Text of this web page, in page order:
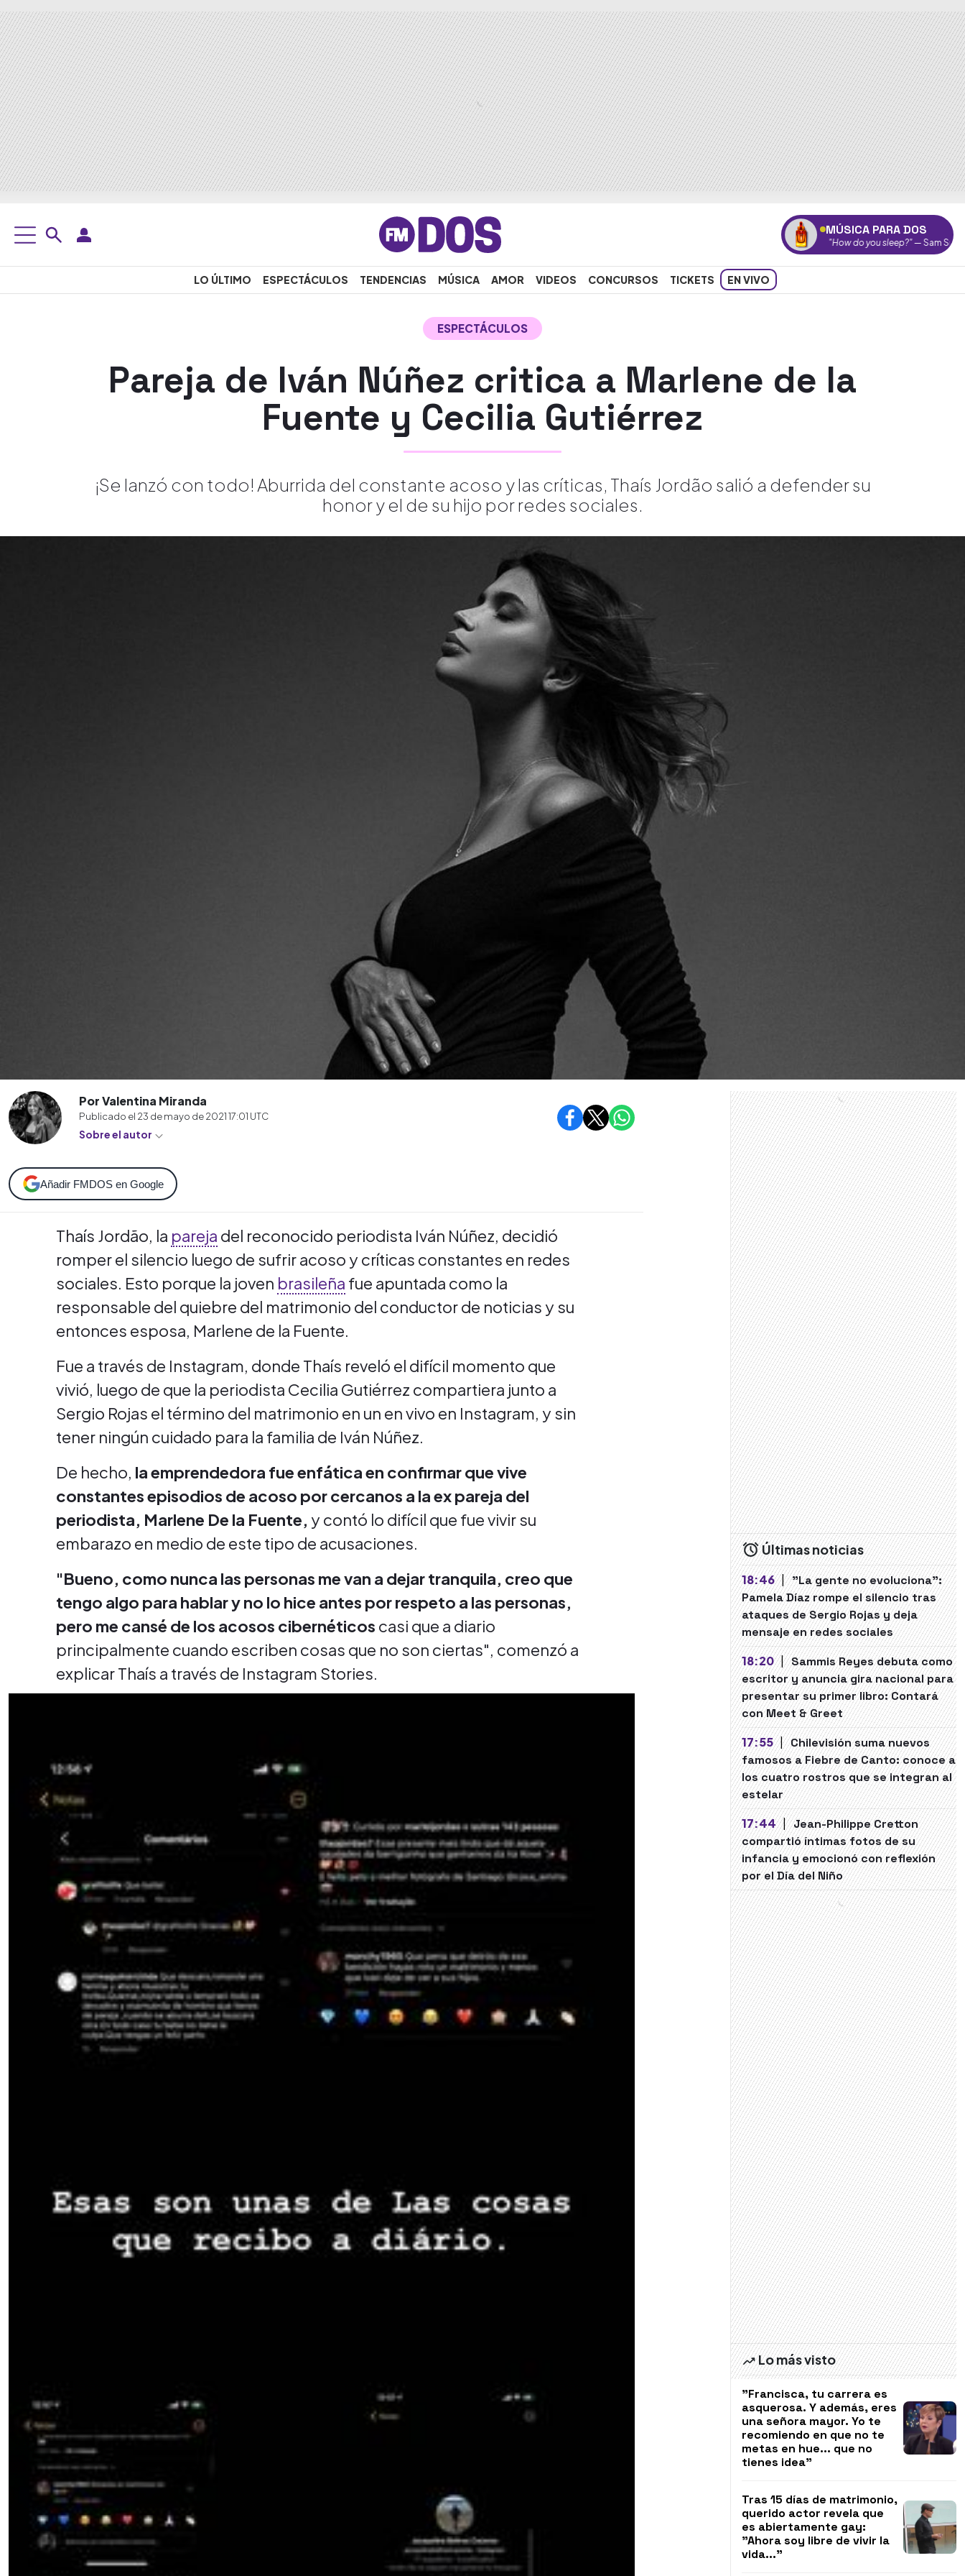
MÚSICA PARA DOS
"How do you sleep?"— Sam Smith
LO ÚLTIMO ESPECTÁCULOS TENDENCIAS MÚSICA AMOR VIDEOS CONCURSOS TICKETS EN VIVO
ESPECTÁCULOS
Pareja de Iván Núñez critica a Marlene de la
Fuente y Cecilia Gutiérrez
¡Se lanzó con todo! Aburrida del constante acoso y las críticas, Thaís Jordão salió a defender su
honor y el de su hijo por redes sociales.
Por Valentina Miranda
Publicado el 23 de mayo de 2021 17:01 UTC
Sobre el autor
Añadir FMDOS en Google
Thaís Jordão, la pareja del reconocido periodista Iván Núñez, decidió
romper el silencio luego de sufrir acoso y críticas constantes en redes
sociales. Esto porque la joven brasileña fue apuntada como la
responsable del quiebre del matrimonio del conductor de noticias y su
entonces esposa, Marlene de la Fuente.
Fue a través de Instagram, donde Thaís reveló el difícil momento que
vivió, luego de que la periodista Cecilia Gutiérrez compartiera junto a
Sergio Rojas el término del matrimonio en un en vivo en Instagram, y sin
tener ningún cuidado para la familia de Iván Núñez.
De hecho, la emprendedora fue enfática en confirmar que vive
constantes episodios de acoso por cercanos a la ex pareja del
periodista, Marlene De la Fuente, y contó lo difícil que fue vivir su
embarazo en medio de este tipo de acusaciones.
"Bueno, como nunca las personas me van a dejar tranquila, creo que
tengo algo para hablar y no lo hice antes por respeto a las personas,
pero me cansé de los acosos cibernéticos casi que a diario
principalmente cuando escriben cosas que no son ciertas", comenzó a
explicar Thaís a través de Instagram Stories.
Últimas noticias
18:46 | "La gente no evoluciona":
Pamela Díaz rompe el silencio tras
ataques de Sergio Rojas y deja
mensaje en redes sociales
18:20 | Sammis Reyes debuta como
escritor y anuncia gira nacional para
presentar su primer libro: Contará
con Meet & Greet
17:55 | Chilevisión suma nuevos
famosos a Fiebre de Canto: conoce a
los cuatro rostros que se integran al
estelar
17:44 | Jean-Philippe Cretton
compartió íntimas fotos de su
infancia y emocionó con reflexión
por el Día del Niño
Lo más visto
"Francisca, tu carrera es
asquerosa. Y además, eres
una señora mayor. Yo te
recomiendo en que no te
metas en hue... que no
tienes idea"
Tras 15 días de matrimonio,
querido actor revela que
es abiertamente gay:
"Ahora soy libre de vivir la
vida..."